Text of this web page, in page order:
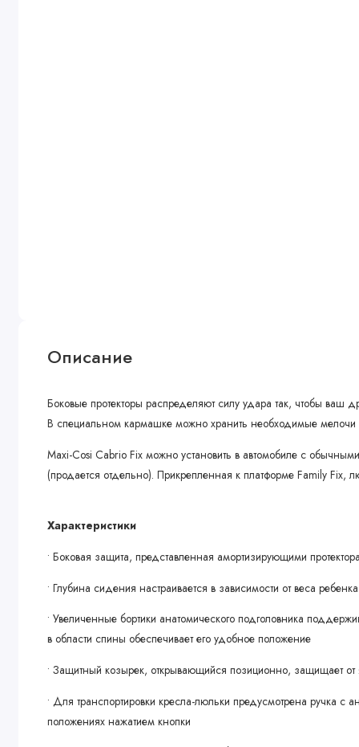
Описание
Боковые протекторы распределяют силу удара так, чтобы
В специальном кармашке можно хранить необходимые мелочи
Maxi-Cosi Cabrio Fix можно установить в автомобиле с
(продается отдельно). Прикрепленная к платформе Family Fix,
Характеристики
• Боковая защита, представленная амортизирующими
• Глубина сидения настраивается в зависимости от веса
• Увеличенные бортики анатомического подголовника
в области спины обеспечивает его удобное положение
• Защитный козырек, открывающийся позиционно, защищает от
• Для транспортировки кресла-люльки предусмотрена ручка с
положениях нажатием кнопки